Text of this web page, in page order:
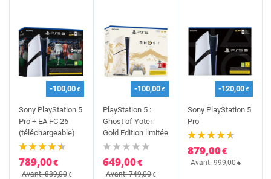
-100,00€
Sony PlayStation 5
Pro + EA FC 26
(téléchargeable)
789,00€
Avant: 889,00€
-100,00€
PlayStation 5 :
Ghost of Yōtei
Gold Edition limitée
649,00€
Avant: 749,00€
-120,00€
Sony PlayStation 5
Pro
879,00€
Avant: 999,00€